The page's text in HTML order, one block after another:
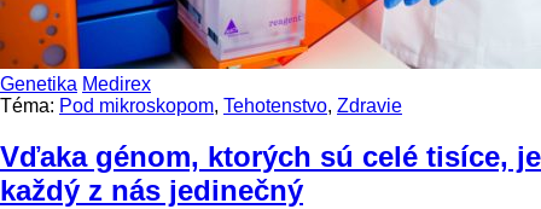
Genetika Medirex
Téma: Pod mikroskopom, Tehotenstvo, Zdravie
Vďaka génom, ktorých sú celé tisíce, je
každý z nás jedinečný